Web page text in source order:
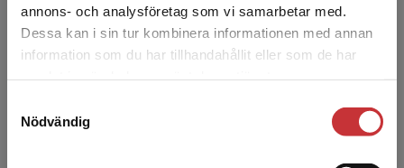
annons- och analysföretag som vi samarbetar med.
Dessa kan i sin tur kombinera informationen med annan
information som du har tillhandahållit eller som de har
Nödvändig
Det verkar som att du besöker
studentlitteratur.se via en enhet utanför Sverige.
Vi erbjuder inte leveranser utanför Sverige. För
att kunna slutföra ett köp måste
880 krinkl. moms
Exkl. moms: 830 kr
Språket - grunden till din framtid
Lärarpaket - Tryckt + Dig. lärarlicens